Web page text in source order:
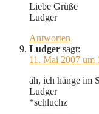
Liebe Grüße
Ludger
Antworten
Ludger sagt:
11. Mai 2007 um
äh, ich hänge im
Ludger
*schluchz